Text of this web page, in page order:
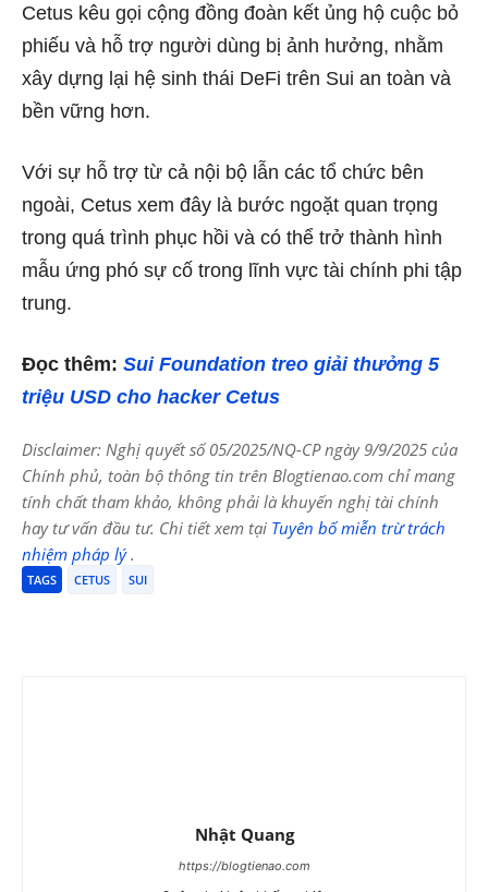
Cetus kêu gọi cộng đồng đoàn kết ủng hộ cuộc bỏ
phiếu và hỗ trợ người dùng bị ảnh hưởng, nhằm
xây dựng lại hệ sinh thái DeFi trên Sui an toàn và
bền vững hơn.
Với sự hỗ trợ từ cả nội bộ lẫn các tổ chức bên
ngoài, Cetus xem đây là bước ngoặt quan trọng
trong quá trình phục hồi và có thể trở thành hình
mẫu ứng phó sự cố trong lĩnh vực tài chính phi tập
trung.
Đọc thêm: Sui Foundation treo giải thưởng 5
triệu USD cho hacker Cetus
Disclaimer: Nghị quyết số 05/2025/NQ-CP ngày 9/9/2025 của
Chính phủ, toàn bộ thông tin trên Blogtienao.com chỉ mang
tính chất tham khảo, không phải là khuyến nghị tài chính
hay tư vấn đầu tư. Chi tiết xem tại Tuyên bố miễn trừ trách
nhiệm pháp lý.
TAGS CETUS SUI
Nhật Quang
https://blogtienao.com